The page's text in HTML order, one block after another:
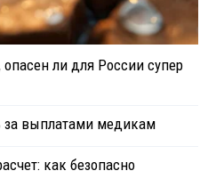
ли для России супер
за выплатами медикам
как безопасно